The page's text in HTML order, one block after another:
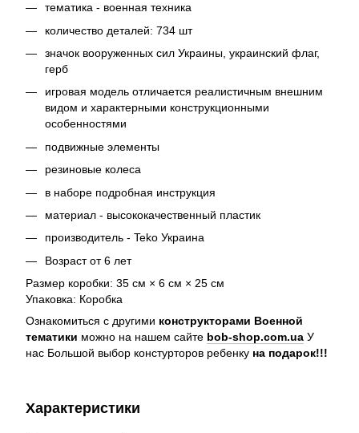
тематика - военная техника
количество деталей: 734 шт
значок вооруженных сил Украины, украинский флаг,
герб
игровая модель отличается реалистичным внешним
видом и характерными конструкционными
особенностями
подвижные элементы
резиновые колеса
в наборе подробная инструкция
материал - высококачественный пластик
производитель - Teko Украина
Возраст от 6 лет
Размер коробки: 35 см × 6 см × 25 см
Упаковка: Коробка
Ознакомиться с другими конструкторами Военной
тематики можно на нашем сайте bob-shop.com.ua У
нас Большой выбор констурторов ребенку на подарок!!!
Характеристики